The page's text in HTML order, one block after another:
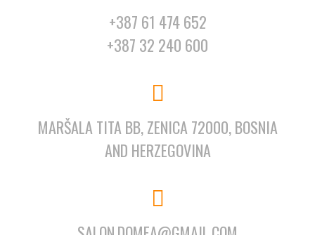
+387 61 474 652
+387 32 240 600
MARŠALA TITA BB, ZENICA 72000, BOSNIA
AND HERZEGOVINA